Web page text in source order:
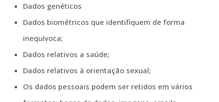
Dados genéticos
Dados biométricos que identifiquem de forma
inequívoca;
Dados relativos a saúde;
Dados relativos à orientação sexual;
Os dados pessoais podem ser retidos em vários